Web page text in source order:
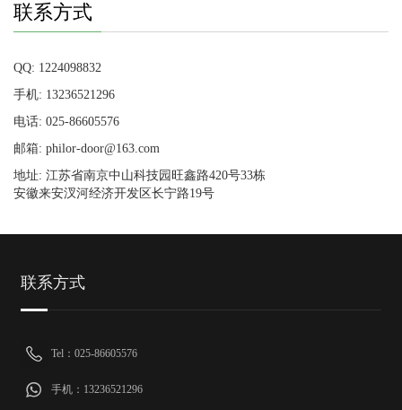
联系方式
QQ: 1224098832
手机: 13236521296
电话: 025-86605576
邮箱: philor-door@163.com
地址: 江苏省南京中山科技园旺鑫路420号33栋
安徽来安汊河经济开发区长宁路19号
联系方式
Tel：025-86605576
手机：13236521296